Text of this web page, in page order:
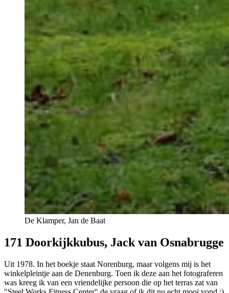
De Klamper, Jan de Baat
171 Doorkijkkubus, Jack van Osnabrugge
Uit 1978. In het boekje staat Norenburg, maar volgens mij is het
winkelpleintje aan de Denenburg. Toen ik deze aan het fotograferen
was kreeg ik van een vriendelijke persoon die op het terras zat van